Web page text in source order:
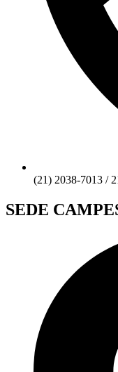
(21) 2038-7013 /
SEDE